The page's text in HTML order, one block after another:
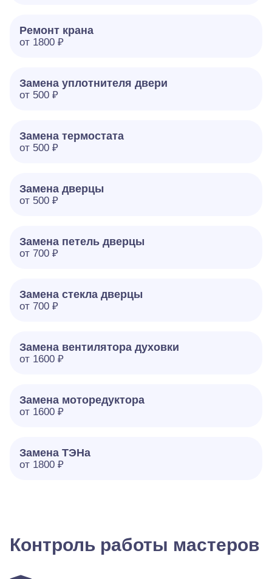
Ремонт крана
от 1800 ₽
Замена уплотнителя двери
от 500 ₽
Замена термостата
от 500 ₽
Замена дверцы
от 500 ₽
Замена петель дверцы
от 700 ₽
Замена стекла дверцы
от 700 ₽
Замена вентилятора духовки
от 1600 ₽
Замена моторедуктора
от 1600 ₽
Замена ТЭНа
от 1800 ₽
Контроль работы мастеров